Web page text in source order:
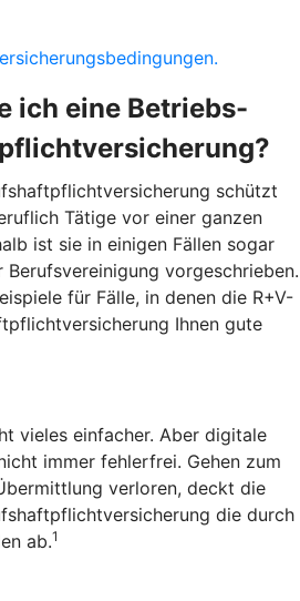
ich eine Betriebs-
schützt
Tätige vor einer ganzen
ist sie in einigen Fällen sogar
vorgeschrieben.
für Fälle, in denen die R+V-
Ihnen gute
vieles einfacher. Aber digitale
immer fehlerfrei. Gehen zum
verloren, deckt die
die durch
ab.1